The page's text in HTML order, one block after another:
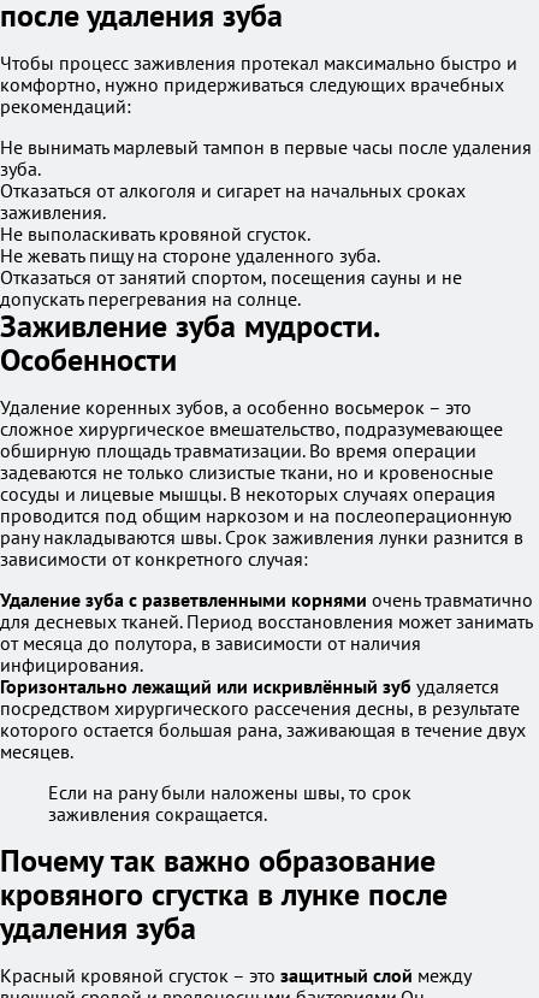
после удаления зуба
Чтобы процесс заживления протекал максимально быстро и
комфортно, нужно придерживаться следующих врачебных
рекомендаций:
Не вынимать марлевый тампон в первые часы после удаления
зуба.
Отказаться от алкоголя и сигарет на начальных сроках
заживления.
Не выполаскивать кровяной сгусток.
Не жевать пищу на стороне удаленного зуба.
Отказаться от занятий спортом, посещения сауны и не
допускать перегревания на солнце.
Заживление зуба мудрости.
Особенности
Удаление коренных зубов, а особенно восьмерок – это
сложное хирургическое вмешательство, подразумевающее
обширную площадь травматизации. Во время операции
задеваются не только слизистые ткани, но и кровеносные
сосуды и лицевые мышцы. В некоторых случаях операция
проводится под общим наркозом и на послеоперационную
рану накладываются швы. Срок заживления лунки разнится в
зависимости от конкретного случая:
Удаление зуба с разветвленными корнями очень травматично
для десневых тканей. Период восстановления может занимать
от месяца до полутора, в зависимости от наличия
инфицирования.
Горизонтально лежащий или искривлённый зуб удаляется
посредством хирургического рассечения десны, в результате
которого остается большая рана, заживающая в течение двух
месяцев.
Если на рану были наложены швы, то срок
заживления сокращается.
Почему так важно образование
кровяного сгустка в лунке после
удаления зуба
Красный кровяной сгусток – это защитный слой между